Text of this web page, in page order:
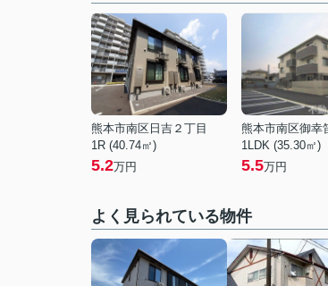
熊本市南区日吉２丁目
1R (40.74㎡)
5.2万円
1LDK (35.30㎡)
5.5万円
よく見られている物件